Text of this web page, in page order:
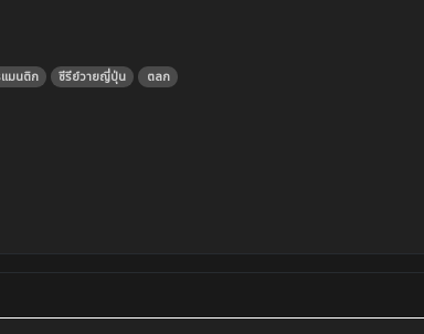
มนติก ซีรีย์วายญี่ปุ่น ตลก